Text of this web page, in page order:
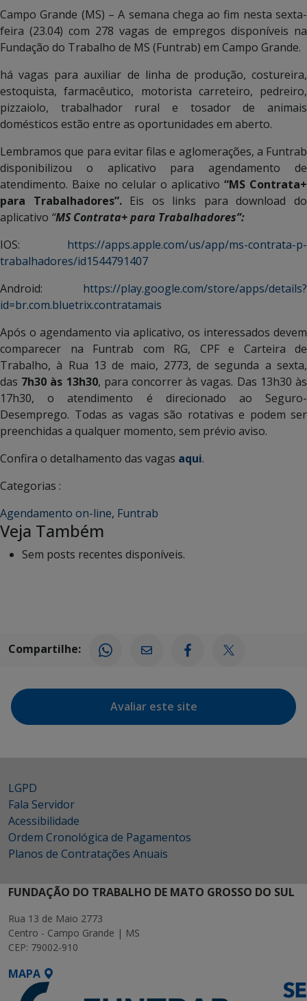
Campo Grande (MS) – A semana chega ao fim nesta sexta-
feira (23.04) com 278 vagas de empregos disponíveis na
Fundação do Trabalho de MS (Funtrab) em Campo Grande.
há vagas para auxiliar de linha de produção, costureira,
estoquista, farmacêutico, motorista carreteiro, pedreiro,
pizzaiolo, trabalhador rural e tosador de animais
domésticos estão entre as oportunidades em aberto.
Lembramos que para evitar filas e aglomerações, a Funtrab
disponibilizou o aplicativo para agendamento de
atendimento. Baixe no celular o aplicativo “MS Contrata+
para Trabalhadores”. Eis os links para download do
aplicativo “MS Contrata+ para Trabalhadores”:
IOS: https://apps.apple.com/us/app/ms-contrata-p-
trabalhadores/id1544791407
Android: https://play.google.com/store/apps/details?
id=br.com.bluetrix.contratamais
Após o agendamento via aplicativo, os interessados devem
comparecer na Funtrab com RG, CPF e Carteira de
Trabalho, à Rua 13 de maio, 2773, de segunda a sexta,
das 7h30 às 13h30, para concorrer às vagas. Das 13h30 às
17h30, o atendimento é direcionado ao Seguro-
Desemprego. Todas as vagas são rotativas e podem ser
preenchidas a qualquer momento, sem prévio aviso.
Confira o detalhamento das vagas aqui.
Categorias :
Agendamento on-line, Funtrab
Veja Também
Sem posts recentes disponíveis.
Compartilhe:
Avaliar este site
LGPD
Fala Servidor
Acessibilidade
Ordem Cronológica de Pagamentos
Planos de Contratações Anuais
FUNDAÇÃO DO TRABALHO DE MATO GROSSO DO SUL
Rua 13 de Maio 2773
Centro - Campo Grande | MS
CEP: 79002-910
MAPA